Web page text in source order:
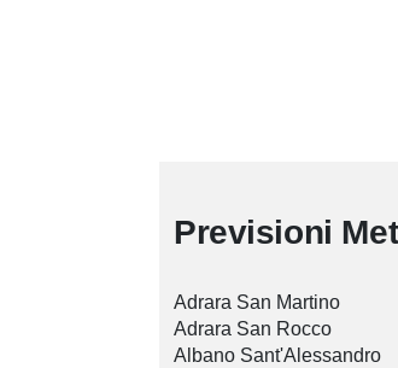
Previsioni
Adrara San Martino
Adrara San Rocco
Albano Sant'Alessandro